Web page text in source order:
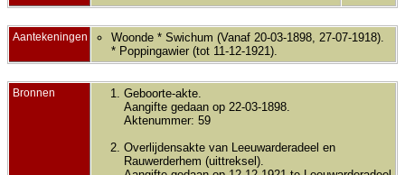
Aantekeningen
Woonde * Swichum (Vanaf 20-03-1898, 27-07-1918).
* Poppingawier (tot 11-12-1921).
Bronnen
Geboorte-akte.
Aangifte gedaan op 22-03-1898.
Aktenummer: 59
Overlijdensakte van Leeuwarderadeel en
Rauwerderhem (uittreksel).